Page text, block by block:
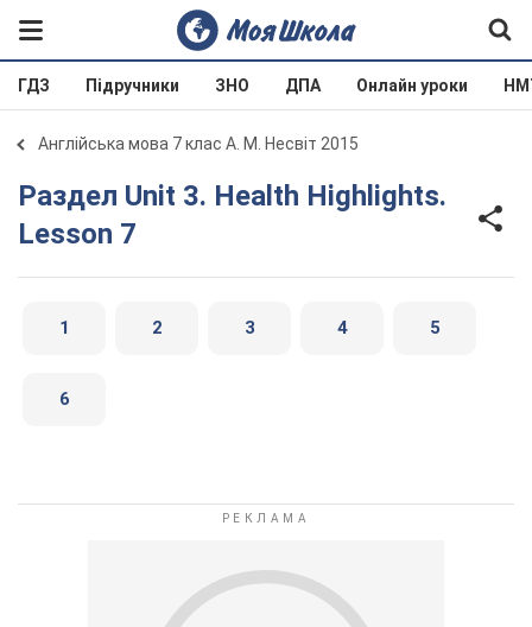
ГДЗ Підручники ЗНО ДПА Онлайн уроки
Англійська мова 7 клас А. М. Несвіт 2015
Раздел Unit 3. Health Highlights.
Lesson 7
1 2 3 4 5
6